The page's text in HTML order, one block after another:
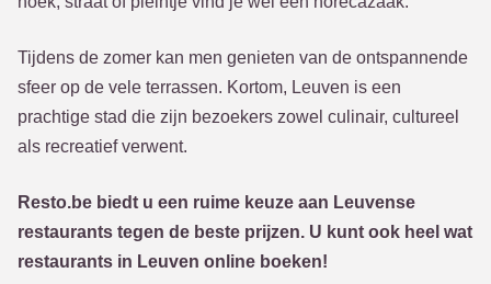
Tijdens de zomer kan men genieten van de ontspannende
sfeer op de vele terrassen. Kortom, Leuven is een
prachtige stad die zijn bezoekers zowel culinair, cultureel
als recreatief verwent.
Resto.be biedt u een ruime keuze aan Leuvense
restaurants tegen de beste prijzen. U kunt ook heel wat
restaurants in Leuven online boeken!